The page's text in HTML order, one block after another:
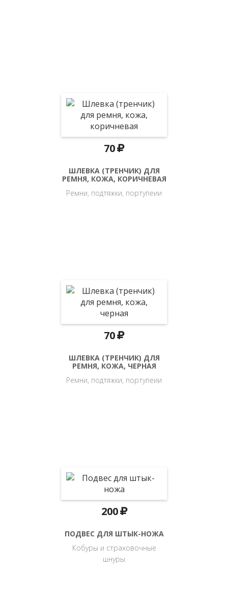
70
ШЛЕВКА (ТРЕНЧИК) ДЛЯ
РЕМНЯ, КОЖА, КОРИЧНЕВАЯ
Ремни, подтяжки, портупеии
70
ШЛЕВКА (ТРЕНЧИК) ДЛЯ
РЕМНЯ, КОЖА, ЧЕРНАЯ
Ремни, подтяжки, портупеии
200
ПОДВЕС ДЛЯ ШТЫК-НОЖА
Кобуры и страховочные
шнуры